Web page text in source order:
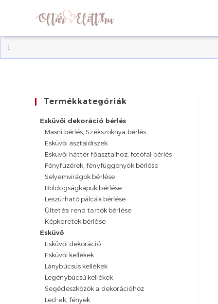
Termékkategóriák
Esküvői dekoráció bérlés
Masni bérlés, Székszoknya bérlés
Esküvői asztaldíszek
Esküvői háttér főasztalhoz, fotófal bérlés
Fényfüzérek, fényfüggönyök bérlése
Selyemvirágok bérlése
Boldogságkapuk bérlése
Leszúrható pálcák bérlése
Ültetési rend tartók bérlése
Képkeretek bérlése
Esküvő
Esküvői dekoráció
Esküvői kellékek
Lánybúcsús kellékek
Legénybúcsú kellékek
Segédeszközök a dekorációhoz
Led-ek, fények